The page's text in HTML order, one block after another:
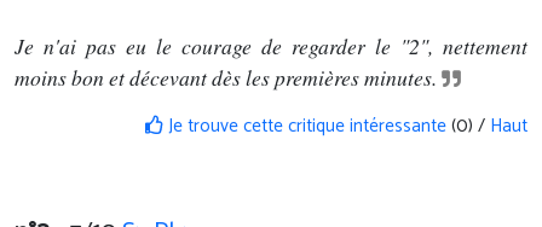
Je n'ai pas eu le courage de regarder le "2", nettement
moins bon et décevant dès les premières minutes.
Je trouve cette critique intéressante(0) / Haut